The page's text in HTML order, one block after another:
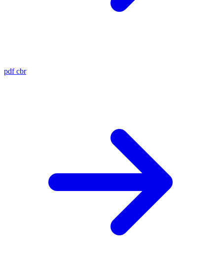
pdf cbr